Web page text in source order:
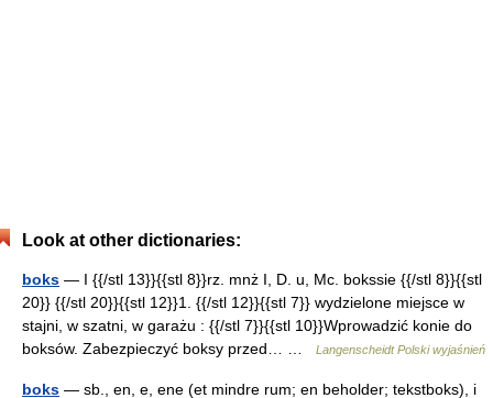
Look at other dictionaries:
boks — I {{/stl 13}}{{stl 8}}rz. mnż I, D. u, Mc. bokssie {{/stl 8}}{{stl
20}} {{/stl 20}}{{stl 12}}1. {{/stl 12}}{{stl 7}} wydzielone miejsce w
stajni, w szatni, w garażu : {{/stl 7}}{{stl 10}}Wprowadzić konie do
boksów. Zabezpieczyć boksy przed… …
Langenscheidt Polski wyjaśnień
boks — sb., en, e, ene (et mindre rum; en beholder; tekstboks), i